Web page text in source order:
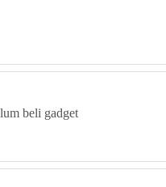
beli gadget